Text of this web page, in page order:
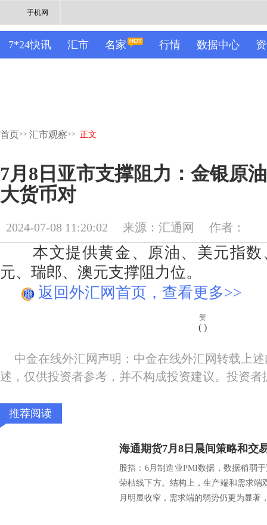
手机网
7*24快讯 汇市 名家 行情 数据中心
首页>> 汇市观察>> 正文
7月8日亚市支撑阻力：金银原
大货币对
2024-07-08 11:20:02 来源：汇通网 作者：
本文提供黄金、原油、美元指数
元、瑞郎、澳元支撑阻力位。
返回外汇网首页，查看更多>>
赞
( )
中金在线外汇网声明：中金在线外汇网转载上
述，仅供投资者参考，并不构成投资建议。投资
推荐阅读
海通期货7月8日晨间策略和交
股指：6月制造业PMI数据，数据稍弱
荣枯线下方。结构上，生产端和需求端
月明显收窄，需求端的弱势仍更为显著